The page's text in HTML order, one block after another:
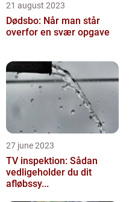
21 august 2023
Dødsbo: Når man står
overfor en svær opgave
27 june 2023
TV inspektion: Sådan
vedligeholder du dit
afløbssy...